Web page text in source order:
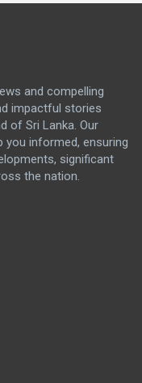
and compelling
impactful stories
of Sri Lanka. Our
you informed, ensuring
significant
the nation.